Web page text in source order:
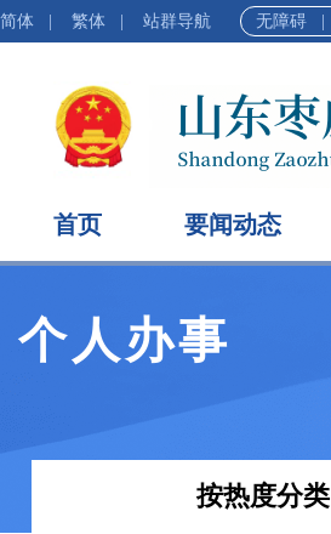
简体 繁体 站群导航 无障碍
首页 要闻动态
个人办事
按热度分类